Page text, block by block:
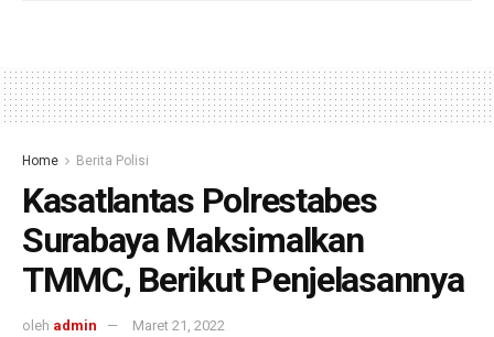
Home Berita Polisi
Kasatlantas Polrestabes
Surabaya Maksimalkan
TMMC, Berikut Penjelasannya
oleh admin Maret 21, 2022